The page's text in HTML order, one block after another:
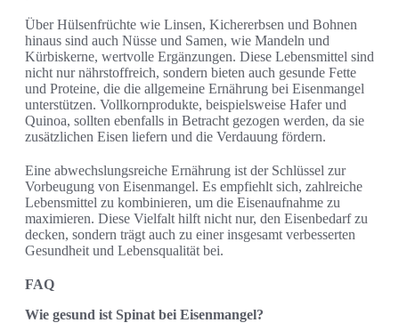
Über Hülsenfrüchte wie Linsen, Kichererbsen und Bohnen
hinaus sind auch Nüsse und Samen, wie Mandeln und
Kürbiskerne, wertvolle Ergänzungen. Diese Lebensmittel sind
nicht nur nährstoffreich, sondern bieten auch gesunde Fette
und Proteine, die die allgemeine Ernährung bei Eisenmangel
unterstützen. Vollkornprodukte, beispielsweise Hafer und
Quinoa, sollten ebenfalls in Betracht gezogen werden, da sie
zusätzlichen Eisen liefern und die Verdauung fördern.
Eine abwechslungsreiche Ernährung ist der Schlüssel zur
Vorbeugung von Eisenmangel. Es empfiehlt sich, zahlreiche
Lebensmittel zu kombinieren, um die Eisenaufnahme zu
maximieren. Diese Vielfalt hilft nicht nur, den Eisenbedarf zu
decken, sondern trägt auch zu einer insgesamt verbesserten
Gesundheit und Lebensqualität bei.
FAQ
Wie gesund ist Spinat bei Eisenmangel?